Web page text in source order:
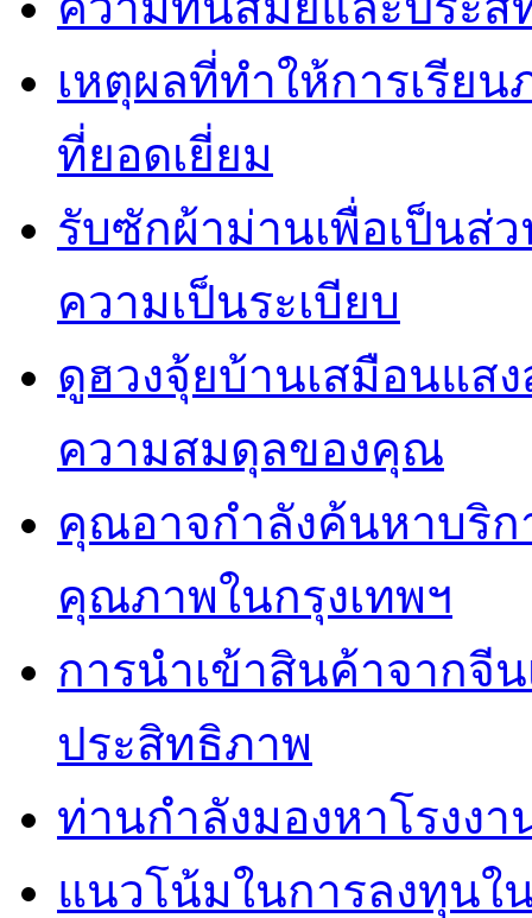
เหตุผลที่ทำให้การเรีย
ที่ยอดเยี่ยม
รับซักผ้าม่านเพื่อเป็นส่
ความเป็นระเบียบ
ดูฮวงจุ้ยบ้านเสมือนแส
ความสมดุลของคุณ
คุณอาจกำลังค้นหาบริกา
คุณภาพในกรุงเทพฯ
การนำเข้าสินค้าจากจี
ประสิทธิภาพ
ท่านกำลังมองหาโรงง
แนวโน้มในการลงทุนใ